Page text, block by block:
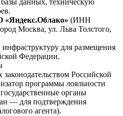
данных, техническую
(ИНН
Москва, ул. Льва Толстого,
для размещения
Федерации.
Российской
программы лояльности
органы
— для подтверждения
агента).